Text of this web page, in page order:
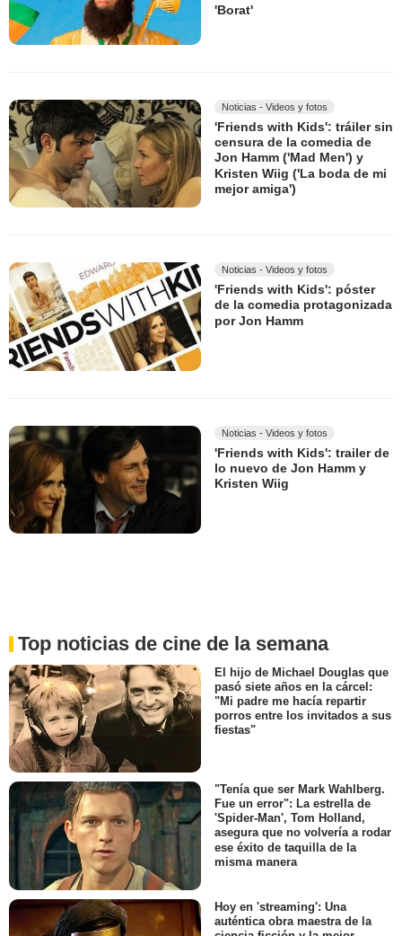
'Borat'
Noticias - Videos y fotos
'Friends with Kids': tráiler sin
censura de la comedia de
Jon Hamm ('Mad Men') y
Kristen Wiig ('La boda de mi
mejor amiga')
Noticias - Videos y fotos
'Friends with Kids': póster
de la comedia protagonizada
por Jon Hamm
Noticias - Videos y fotos
'Friends with Kids': trailer de
lo nuevo de Jon Hamm y
Kristen Wiig
Top noticias de cine de la semana
El hijo de Michael Douglas que
pasó siete años en la cárcel:
"Mi padre me hacía repartir
porros entre los invitados a sus
fiestas"
"Tenía que ser Mark Wahlberg.
Fue un error": La estrella de
'Spider-Man', Tom Holland,
asegura que no volvería a rodar
ese éxito de taquilla de la
misma manera
Hoy en 'streaming': Una
auténtica obra maestra de la